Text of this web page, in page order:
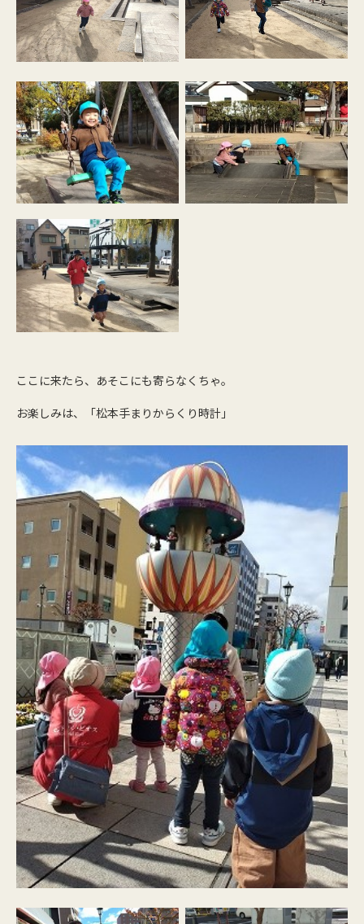
ここに来たら、あそこにも寄らなくちゃ。
お楽しみは、「松本手まりからくり時計」